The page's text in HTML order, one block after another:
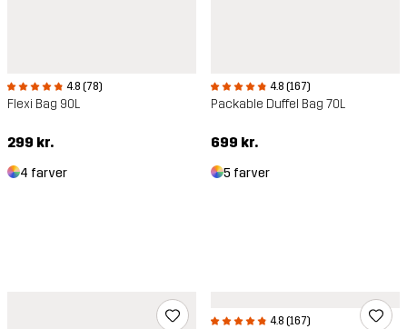
4.8 (78)
Flexi Bag 90L
299 kr.
4 farver
4.8 (167)
Packable Duffel Bag 70L
699 kr.
5 farver
4.8 (167)